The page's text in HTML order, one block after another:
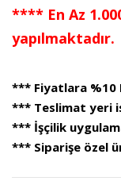
**** En Az
yapılmaktadır.
*** Fiyatlara %10
*** Teslimat yeri
*** İşçilik
*** Siparişe özel